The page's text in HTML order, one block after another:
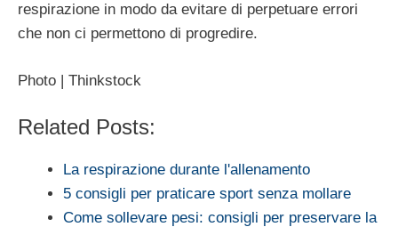
respirazione in modo da evitare di perpetuare errori
che non ci permettono di progredire.
Photo | Thinkstock
Related Posts:
La respirazione durante l'allenamento
5 consigli per praticare sport senza mollare
Come sollevare pesi: consigli per preservare la